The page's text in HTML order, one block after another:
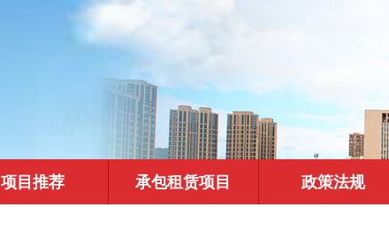
项目推荐 承包租赁项目 政策法规